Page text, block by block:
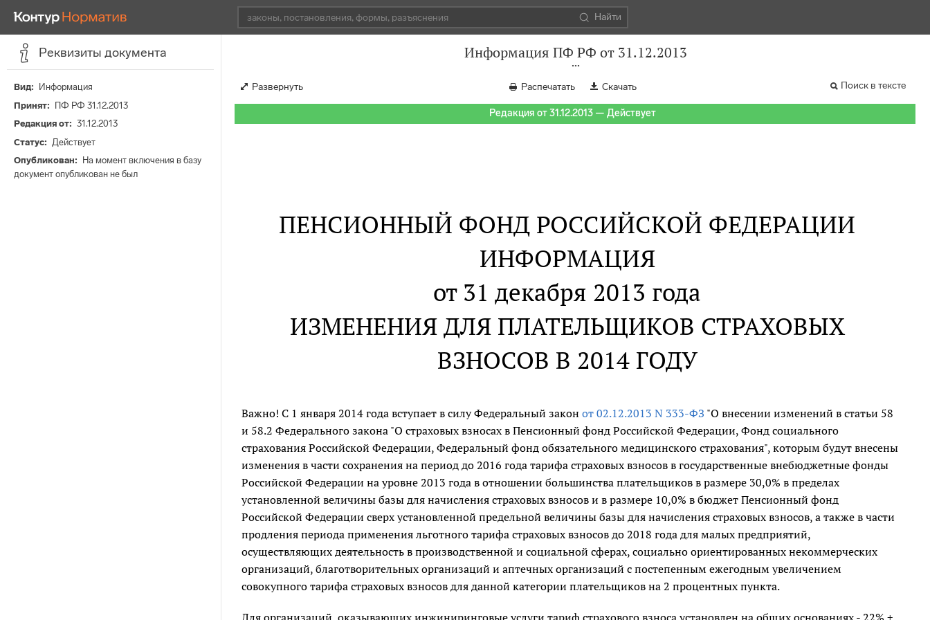
Найти
Реквизиты документа
Вид
Информация
Принят
ПФ РФ 31.12.2013
Редакция от
31.12.2013
Статус
Действует
Опубликован
На момент включения в базу
документ опубликован не был
Информация ПФ РФ от 31.12.2013
Развернуть Распечатать Скачать Поиск в тексте
Редакция от 31.12.2013 — Действует
ПЕНСИОННЫЙ ФОНД РОССИЙСКОЙ ФЕДЕРАЦИИ
ИНФОРМАЦИЯ
от 31 декабря 2013 года
ИЗМЕНЕНИЯ ДЛЯ ПЛАТЕЛЬЩИКОВ СТРАХОВЫХ
ВЗНОСОВ В 2014 ГОДУ
Важно! С 1 января 2014 года вступает в силу Федеральный закон от 02.12.2013 N 333-ФЗ "О внесении изменений в статьи 58
и 58.2 Федерального закона "О страховых взносах в Пенсионный фонд Российской Федерации, Фонд социального
страхования Российской Федерации, Федеральный фонд обязательного медицинского страхования", которым будут внесены
изменения в части сохранения на период до 2016 года тарифа страховых взносов в государственные внебюджетные фонды
Российской Федерации на уровне 2013 года в отношении большинства плательщиков в размере 30,0% в пределах
установленной величины базы для начисления страховых взносов и в размере 10,0% в бюджет Пенсионный фонд
Российской Федерации сверх установленной предельной величины базы для начисления страховых взносов, а также в части
продления периода применения льготного тарифа страховых взносов до 2018 года для малых предприятий,
осуществляющих деятельность в производственной и социальной сферах, социально ориентированных некоммерческих
организаций, благотворительных организаций и аптечных организаций с постепенным ежегодным увеличением
совокупного тарифа страховых взносов для данной категории плательщиков на 2 процентных пункта.
Для организаций, оказывающих инжиниринговые услуги тариф страхового взноса установлен на общих основаниях - 22% +